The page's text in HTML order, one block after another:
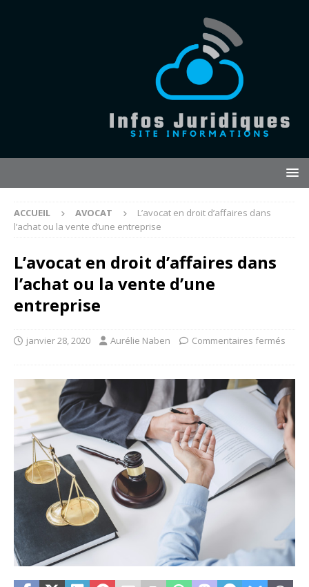
ACCUEIL AVOCAT
L’avocat en droit d’affaires dans
l’achat ou la vente d’une entreprise
L’avocat en droit d’affaires dans
l’achat ou la vente d’une
entreprise
janvier 28, 2020 Aurélie Naben Commentaires fermés